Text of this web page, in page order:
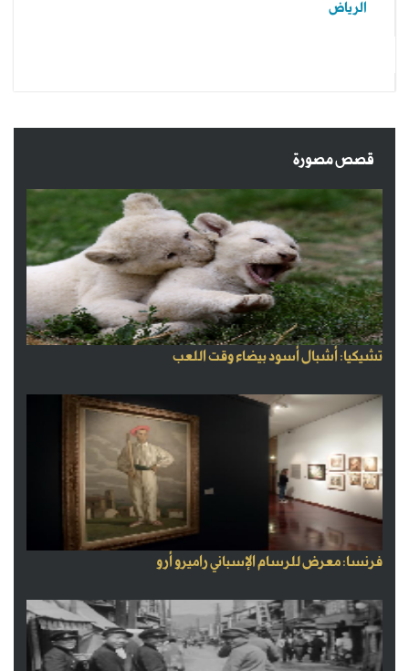
الرياض
قصص مصورة
تشيكيا: أشبال أسود بيضاء وقت اللعب
فرنسا: معرض للرسام الإسباني راميرو أرو